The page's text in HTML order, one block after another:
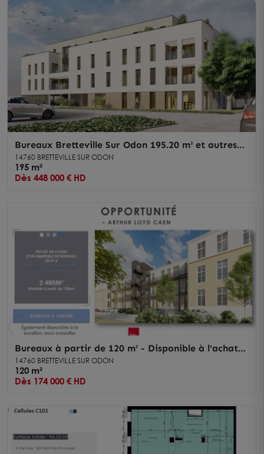
Bureaux Bretteville Sur Odon 195.20 m² et autres
surfaces
14760 BRETTEVILLE SUR ODON
195 m²
Dès 448 000 € HD
Bureaux à partir de 120 m² - Disponible à l'achat
ou à la location
14760 BRETTEVILLE SUR ODON
120 m²
Dès 174 000 € HD